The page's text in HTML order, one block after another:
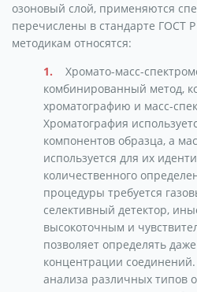
озоновый слой, применяются
перечислены в стандарте ГОСТ
методикам относятся:
Хромато-масс-
комбинированный метод,
хроматографию и масс-
Хроматография
компонентов образца, а
используется для их
количественного
процедуры требуется
селективный детектор,
высокоточным и
позволяет определять
концентрации
анализа различных типов